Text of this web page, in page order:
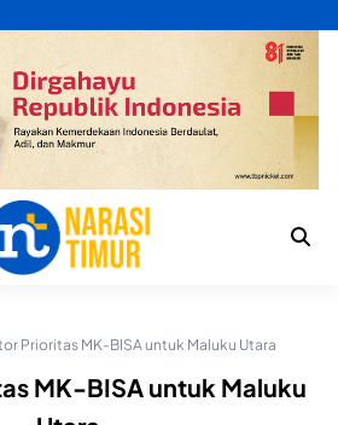
Prioritas MK-BISA untuk Maluku Utara
MK-BISA untuk Maluku